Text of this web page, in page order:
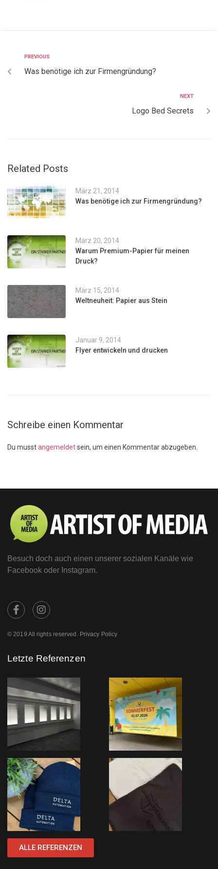
PREVIOUS
Was benötige ich zur Firmengründung?
NEXT
Logo Bed Secrets
Related Posts
März 21, 2014
Was benötige ich zur Firmengründung?
März 20, 2014
Warum Premium-Papier für meinen
Druck?
März 15, 2014
Weltneuheit: Papier aus Stein
Januar 9, 2014
Flyer entwickeln und drucken
Schreibe einen Kommentar
Du musstangemeldetsein, um einen Kommentar abzugeben.
Besuch doch auch einen unserer sozialen Kanäle wie
Facebook oder Instagram.
© 2019 All rights reserved. Privacy Policy
Letzte Referenzen
ALLE REFERENZEN